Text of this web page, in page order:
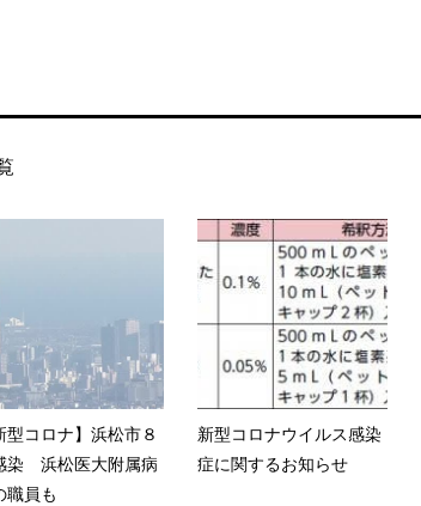
型コロナ】浜松市８
染 浜松医大附属病
職員も
新型コロナウイルス感染
症に関するお知らせ